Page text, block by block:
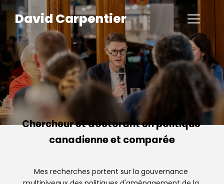
David Carpentier
Chercheur et doctorant en politique
canadienne et comparée
Mes recherches portent sur la gouvernance